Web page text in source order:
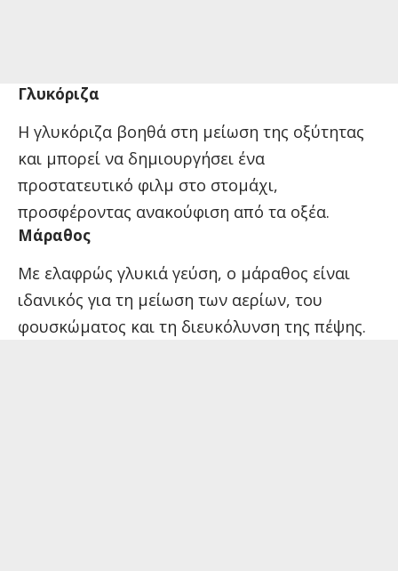
Γλυκόριζα
Η γλυκόριζα βοηθά στη μείωση της οξύτητας
και μπορεί να δημιουργήσει ένα
προστατευτικό φιλμ στο στομάχι,
προσφέροντας ανακούφιση από τα οξέα.
Μάραθος
Με ελαφρώς γλυκιά γεύση, ο μάραθος είναι
ιδανικός για τη μείωση των αερίων, του
φουσκώματος και τη διευκόλυνση της πέψης.